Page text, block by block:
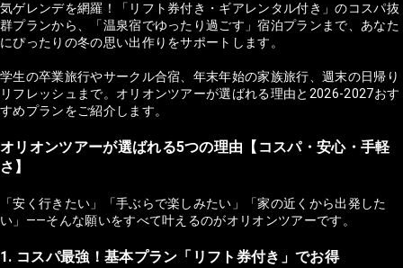
気ゲレンデを網羅！「リフト券付き・ギアレンタル付き」のコスパ抜
群プランから、「温泉宿でゆったり過ごす」宿泊プランまで、あなた
にぴったりの冬の思い出作りをサポートします。
学生の卒業旅行やサークル合宿、年末年始の家族旅行、週末の日帰り
リフレッシュまで。オリオンツアーが選ばれる理由と2026-2027おす
すめプランをご紹介します。
オリオンツアーが選ばれる5つの理由【コスパ・安心・手軽
さ】
「安く行きたい」「手ぶらで楽しみたい」「家の近くから出発した
い」——そんな願いをすべて叶えるのがオリオンツアーです。
1. コスパ最強！基本プラン「リフト券付き」でお得